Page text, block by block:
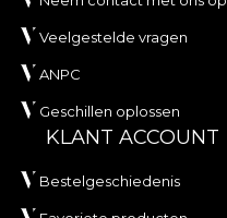
Veelgestelde vragen
ANPC
Geschillen oplossen
KLANT ACCOUNT
Bestelgeschiedenis